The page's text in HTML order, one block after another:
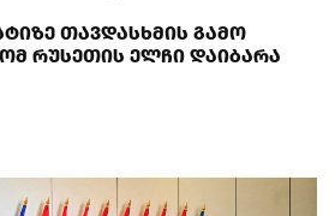
თავდასხმის გამო
რუსეთის ელჩი დაიბარა